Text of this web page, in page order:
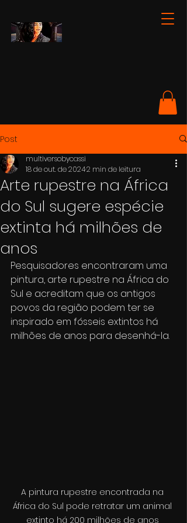
Post
Arte rupestre na África
do Sul sugere espécie
extinta há milhões de
anos
multiversobycassi
18 de out. de 20242 min de leitura
Pesquisadores encontraram uma
pintura, arte rupestre na África do
Sul e acreditam que os antigos
povos da região podem ter se
inspirado em fósseis extintos há
milhões de anos para desenhá-la.
A pintura rupestre encontrada na
África do Sul pode retratar um animal
extinto há 200 milhões de anos